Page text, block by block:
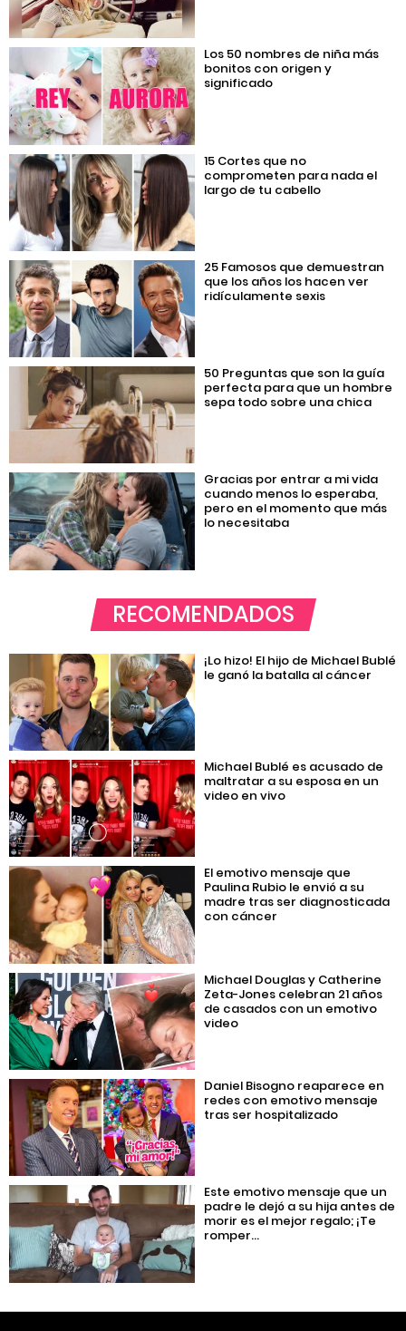
Los 50 nombres de niña más
bonitos con origen y
significado
15 Cortes que no
comprometen para nada el
largo de tu cabello
25 Famosos que demuestran
que los años los hacen ver
ridículamente sexis
50 Preguntas que son la guía
perfecta para que un hombre
sepa todo sobre una chica
Gracias por entrar a mi vida
cuando menos lo esperaba,
pero en el momento que más
lo necesitaba
RECOMENDADOS
¡Lo hizo! El hijo de Michael Bublé
le ganó la batalla al cáncer
Michael Bublé es acusado de
maltratar a su esposa en un
video en vivo
El emotivo mensaje que
Paulina Rubio le envió a su
madre tras ser diagnosticada
con cáncer
Michael Douglas y Catherine
Zeta-Jones celebran 21 años
de casados con un emotivo
video
Daniel Bisogno reaparece en
redes con emotivo mensaje
tras ser hospitalizado
Este emotivo mensaje que un
padre le dejó a su hija antes de
morir es el mejor regalo; ¡Te
romper...